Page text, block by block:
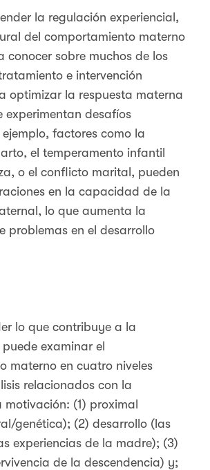
la regulación experiencial,
del comportamiento materno
conocer sobre muchos de los
e intervención
optimizar la respuesta materna
experimentan desafíos
factores como la
el temperamento infantil
o el conflicto marital, pueden
en la capacidad de la
lo que aumenta la
problemas en el desarrollo
lo que contribuye a la
examinar el
materno en cuatro niveles
relacionados con la
(1) proximal
genética); (2) desarrollo (las
experiencias de la madre); (3)
de la descendencia) y;